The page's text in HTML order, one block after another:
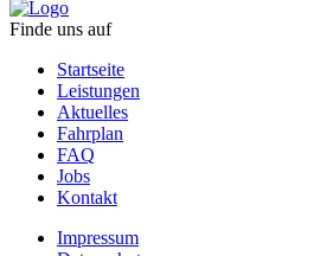
Finde uns auf
Startseite
Leistungen
Aktuelles
Fahrplan
FAQ
Jobs
Kontakt
Impressum